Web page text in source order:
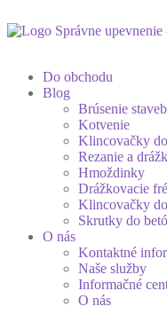
Do obchodu
Blog
Brúsenie
Kotvenie
Klincovačky
Rezanie a
Hmoždinky
Drážkovacie
Klincovačky
Skrutky do
O nás
Kontaktné
Naše služby
Informačné
O nás